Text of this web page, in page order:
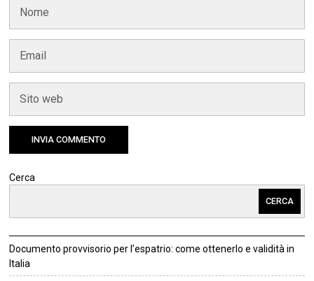
Cerca
CERCA
Documento provvisorio per l’espatrio: come ottenerlo e validità in
Italia